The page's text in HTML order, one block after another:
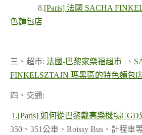
8.[Paris] 法國 SACHA
色麵包店
三、超市: 法國-巴黎家樂福超市 、
FINKELSZTAJN 瑪黑區的特色麵包
四、交通:
1.[Paris] 如何從巴黎戴高樂機場CGD
350、351公車、Roissy Bus、計程車